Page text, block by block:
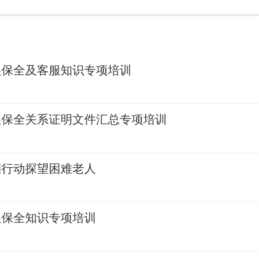
全及客服知识专项培训
全关系证明文件汇总专项培训
动探望困难老人
全知识专项培训